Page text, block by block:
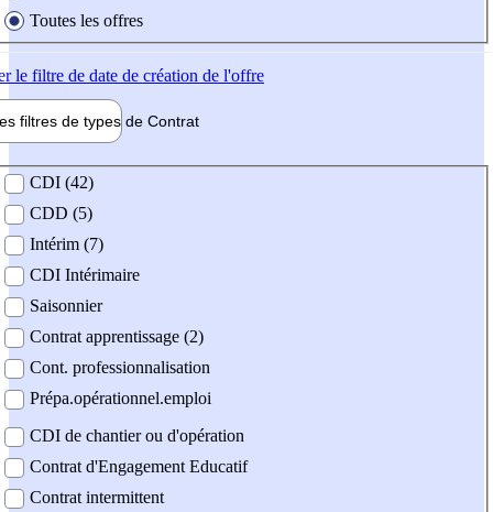
Toutes les offres
le filtre de date de création de l'offre
filtres de types de Contrat
contrat
CDI (42)
CDD (5)
Intérim (7)
CDI Intérimaire
Saisonnier
Contrat apprentissage (2)
Cont. professionnalisation
Prépa.opérationnel.emploi
CDI de chantier ou d'opération
Contrat d'Engagement Educatif
Contrat intermittent